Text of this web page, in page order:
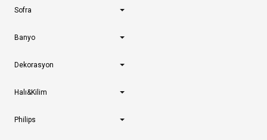
Sofra
Banyo
Dekorasyon
Halı&Kilim
Philips